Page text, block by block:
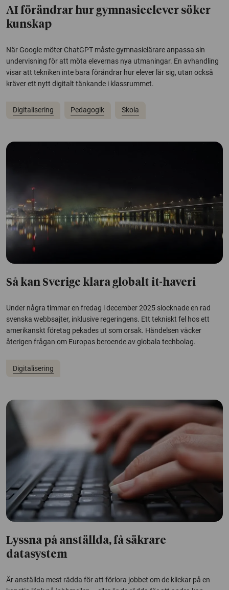
AI förändrar hur gymnasieelever söker
kunskap
När Google möter ChatGPT måste gymnasielärare anpassa sin
undervisning för att möta elevernas nya utmaningar. En avhandling
visar att tekniken inte bara förändrar hur elever lär sig, utan också
kräver ett nytt digitalt tänkande i klassrummet.
Digitalisering Pedagogik Skola
Så kan Sverige klara globalt it-haveri
Under några timmar en fredag i december 2025 slocknade en rad
svenska webbsajter, inklusive regeringens. Ett tekniskt fel hos ett
amerikanskt företag pekades ut som orsak. Händelsen väcker
återigen frågan om Europas beroende av globala techbolag.
Digitalisering
Lyssna på anställda, få säkrare
datasystem
Är anställda mest rädda för att förlora jobbet om de klickar på en